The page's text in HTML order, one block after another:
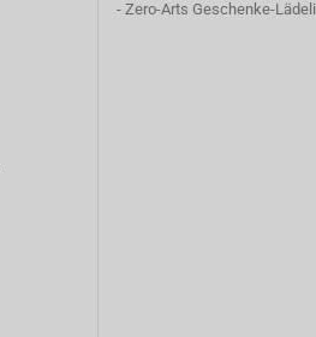
- Zero-Arts Geschenke-Lädeli